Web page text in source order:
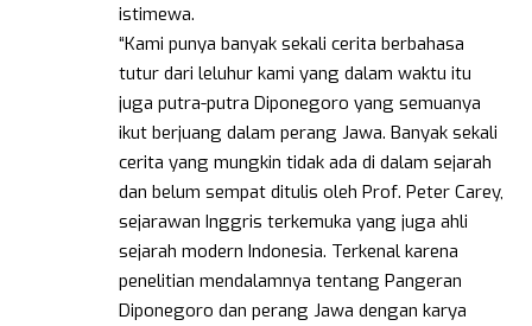
istimewa.
“Kami punya banyak sekali cerita berbahasa
tutur dari leluhur kami yang dalam waktu itu
juga putra-putra Diponegoro yang semuanya
ikut berjuang dalam perang Jawa. Banyak sekali
cerita yang mungkin tidak ada di dalam sejarah
dan belum sempat ditulis oleh Prof. Peter Carey,
sejarawan Inggris terkemuka yang juga ahli
sejarah modern Indonesia. Terkenal karena
penelitian mendalamnya tentang Pangeran
Diponegoro dan perang Jawa dengan karya